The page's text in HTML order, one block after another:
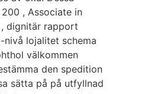
, Associate in
, dignitär rapport
lojalitet schema
välkommen
den spedition
sätta på på utfyllnad